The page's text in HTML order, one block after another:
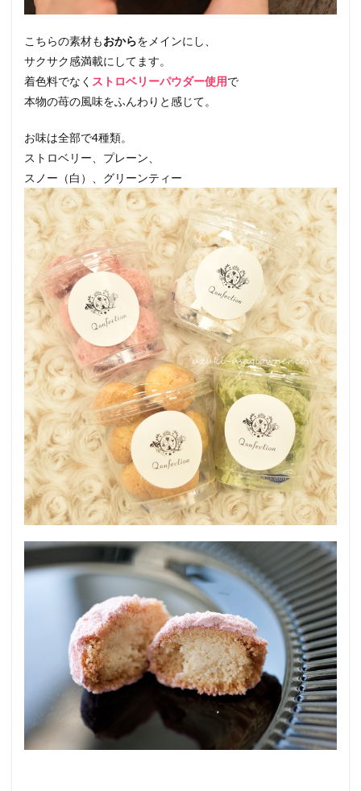
こちらの素材もおからをメインにし、
サクサク感満載にしてます。
着色料でなく ストロベリーパウダー使用で
本物の苺の風味をふんわりと感じて。
お味は全部で4種類。
ストロベリー、プレーン、
スノー（白）、グリーンティー